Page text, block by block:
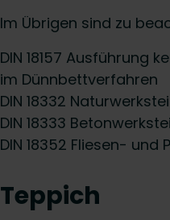
Im Übrigen sind zu
DIN 18157 Ausführung
im Dünnbettverfahren
DIN 18332
DIN 18333
DIN 18352 Fliesen- und
Teppich